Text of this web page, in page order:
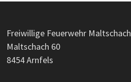
Freiwillige Feuerwehr Maltschach
Maltschach 60
8454 Arnfels